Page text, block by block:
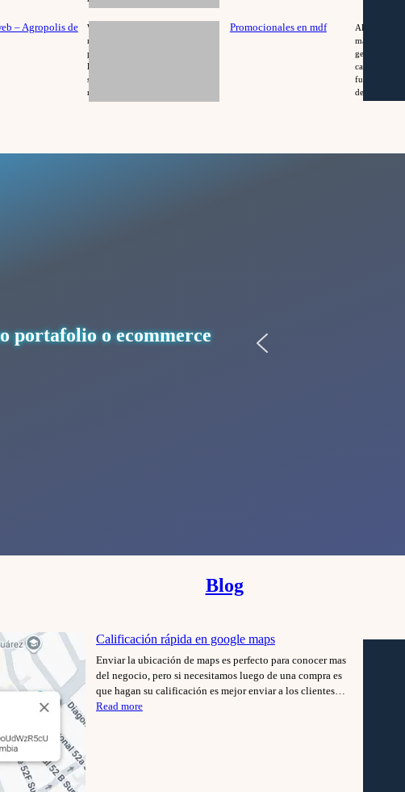
tipo portafolio.…Read more:
Página
Promocionales en mdf
Al crear
madera, no
genéricos.
cada pieza,
desde el
– Agropolis de
Web para hotel con sistema de
reservación con agenda y
pago, no solo puedes conocer
los servicios de lugar, sino
según su agenda reservar el día
más económico.
portafolio o ecommerce
Blog
Calificación rápida en google maps
Enviar la ubicación de maps es perfecto para conocer mas
del negocio, pero si necesitamos luego de una compra es
que hagan su calificación es mejor enviar a los clientes…
Read more: